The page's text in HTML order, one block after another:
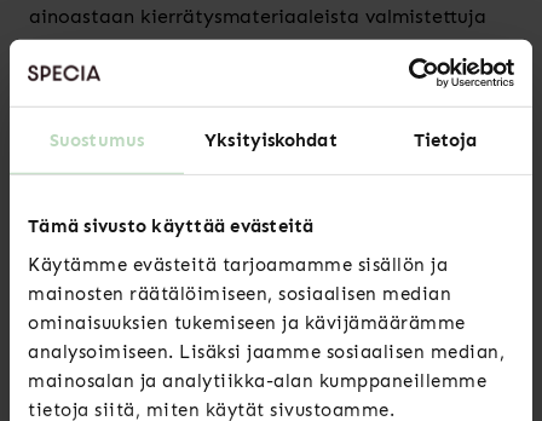
Suostumus Yksityiskohdat Tietoja
Tämä sivusto käyttää evästeitä
Käytämme evästeitä tarjoamamme sisällön ja
mainosten räätälöimiseen, sosiaalisen median
ominaisuuksien tukemiseen ja kävijämäärämme
analysoimiseen. Lisäksi jaamme sosiaalisen median,
mainosalan ja analytiikka-alan kumppaneillemme
tietoja siitä, miten käytät sivustoamme.
ainoastaan kierrätysmateriaaleista valmistettuja
tuotteita ja näitäkin harkitusti.
Panostamme hyviin etäkohtaamisiin
Järjestämme toimintaa pääosin etäyhteyksin
palvellaksemme valtakunnallisuuden periaatetta
paremmin. Specian hallituksen kokoukset pidetään
pääosin hybridikokouksina ja yhdistyksen
vuosikokouksiin on aina mahdollisuus osallistua
myös etäyhteydellä.